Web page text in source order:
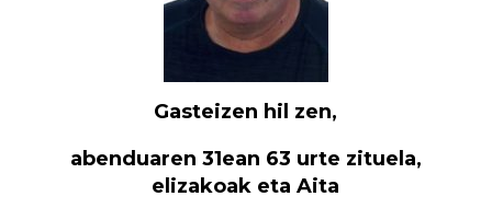
Gasteizen hil zen,
abenduaren 31ean 63 urte zituela,
elizakoak eta Aita